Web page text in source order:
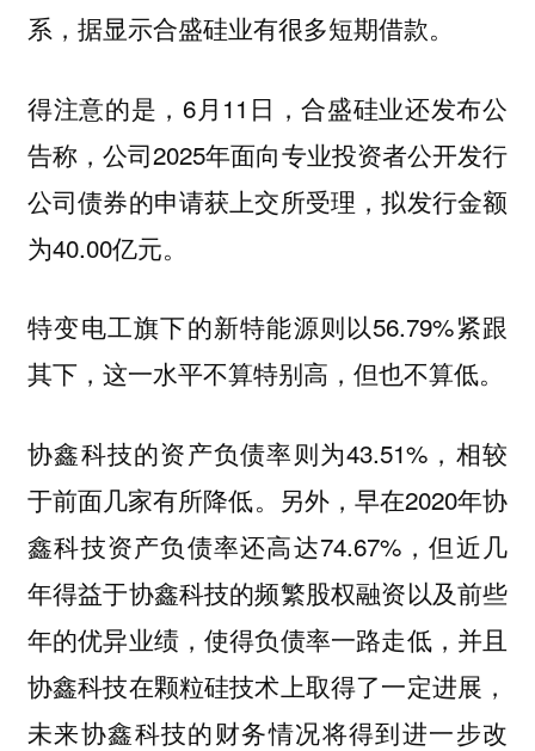
系，据显示合盛硅业有很多短期借款。
得注意的是，6月11日，合盛硅业还发布公
告称，公司2025年面向专业投资者公开发行
公司债券的申请获上交所受理，拟发行金额
为40.00亿元。
特变电工旗下的新特能源则以56.79%紧跟
其下，这一水平不算特别高，但也不算低。
协鑫科技的资产负债率则为43.51%，相较
于前面几家有所降低。另外，早在2020年协
鑫科技资产负债率还高达74.67%，但近几
年得益于协鑫科技的频繁股权融资以及前些
年的优异业绩，使得负债率一路走低，并且
协鑫科技在颗粒硅技术上取得了一定进展，
未来协鑫科技的财务情况将得到进一步改